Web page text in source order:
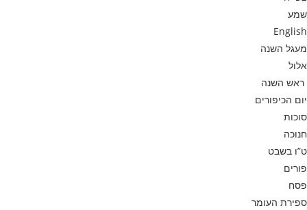
שמע
English
מעגל השנה
אלול
ראש השנה
יום הכיפורים
סוכות
חנוכה
ט”ו בשבט
פורים
פסח
ספירת העומר